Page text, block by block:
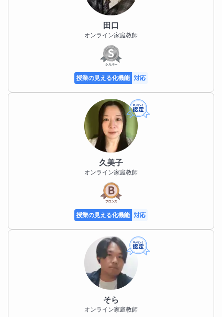
さらに、都内私立高校入試についても、大手塾での指
導経験と最新情報をもとに対応しています。
学校ごとの出題傾向や求められるレベルを踏まえ、公
立・私立どちらの進路にも柔軟に対応できる指導を行
英検の取得級は、神奈川県の高校入試や私立高校入試
において評価対象となる場合もあり、早い段階から計
画的に取り組むことが重要です。
「とりあえず受ける」のではなく、お子さまの学力や
進路を踏まえた受験時期・級の選択についてもご相談
また、部活動や習い事で忙しいお子さまが多い中、学
習時間の確保は大きな課題です。
ご家庭のご負担をできるだけ軽減しながら、限られた
時間で成果を出すために、優先順位を明確にした学習
計画を立てています。
無理な詰め込みではなく、継続できる学習リズムを重
指導では、「できなかったこと」よりも「前よりでき
るようになったこと」に目を向け、小さな成功体験を
その積み重ねが、英語への苦手意識を和らげ、自信と
田口
オンライン家庭教師
授業の見える化機能 対応
久美子
オンライン家庭教師
授業の見える化機能 対応
そら
オンライン家庭教師